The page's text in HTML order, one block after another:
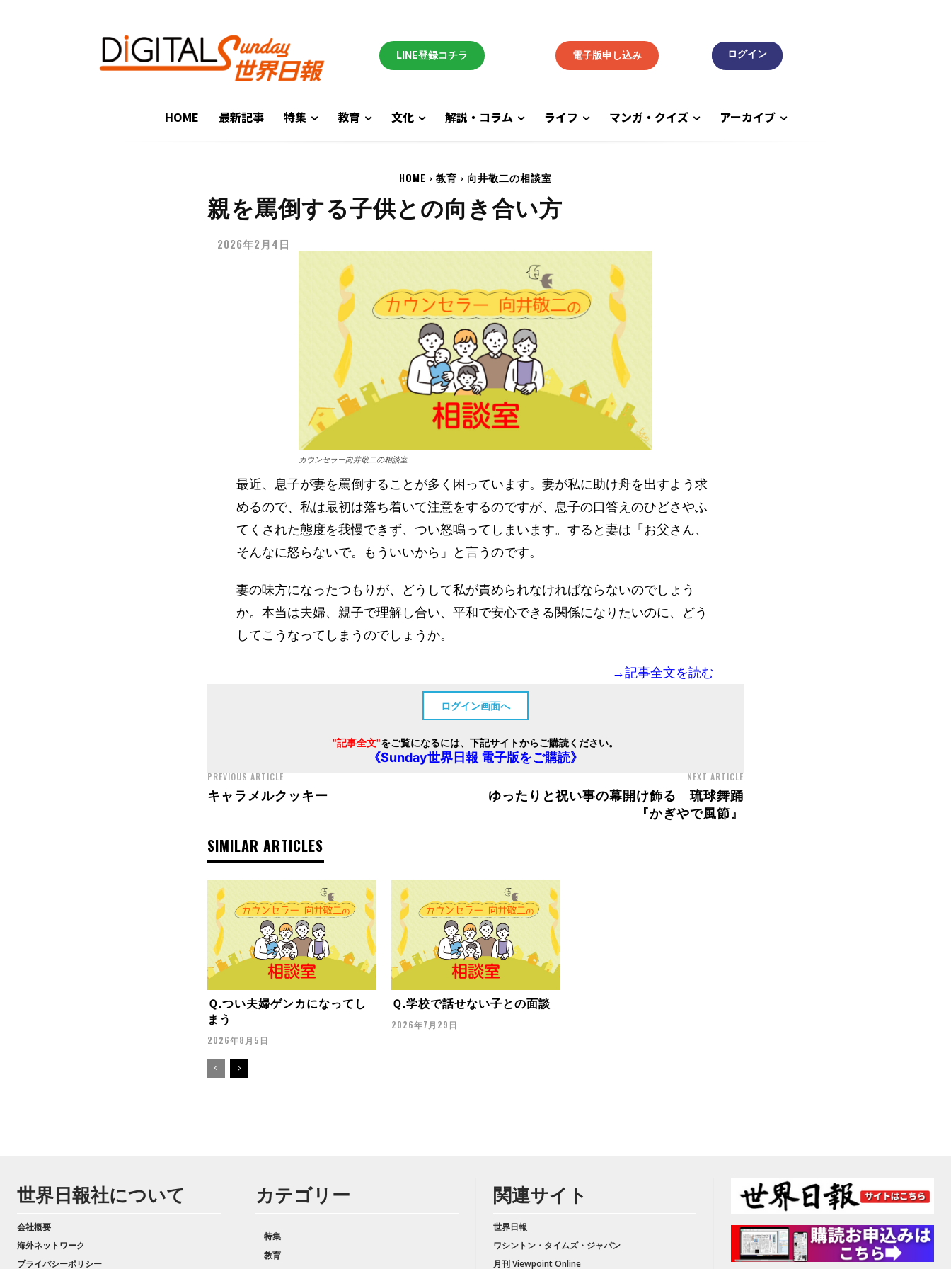
LINE登録コチラ 電子版申し込み
HOME 最新記事 特集 教育 文化 解説・コラム ライフ マンガ・クイズ アーカイブ
HOME 教育 向井敬二の相談室
親を罵倒する子供との向き合い方
2026年2月4日
カウンセラー向井敬二の相談室
最近、息子が妻を罵倒することが多く困っています。妻が私に助け舟を出すよう求
めるので、私は最初は落ち着いて注意をするのですが、息子の口答えのひどさやふ
てくされた態度を我慢できず、つい怒鳴ってしまいます。すると妻は「お父さん、
そんなに怒らないで。もういいから」と言うのです。
妻の味方になったつもりが、どうして私が責められなければならないのでしょう
か。本当は夫婦、親子で理解し合い、平和で安心できる関係になりたいのに、どう
してこうなってしまうのでしょうか。
→記事全文を読む
ログイン画面へ
"記事全文"をご覧になるには、下記サイトからご購読ください。
《Sunday世界日報 電子版をご購読》
PREVIOUS ARTICLE
キャラメルクッキー
NEXT ARTICLE
ゆったりと祝い事の幕開け飾る 琉球舞踊
『かぎやで風節』
SIMILAR ARTICLES
Ｑ.つい夫婦ゲンカになってし
まう
2026年8月5日
Ｑ.学校で話せない子との面談
2026年7月29日
世界日報社について
会社概要
海外ネットワーク
プライバシーポリシー
カテゴリー
特集
教育
関連サイト
世界日報
ワシントン・タイムズ・ジャパン
月刊 Viewpoint Online